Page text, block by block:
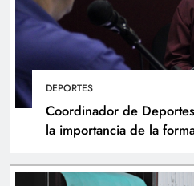
DEPORTES
Coordinador de
la importancia de la